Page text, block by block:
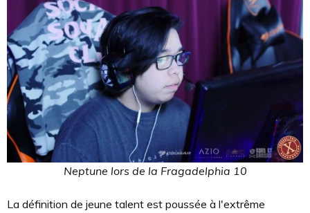
Neptune lors de la Fragadelphia 10
La définition de jeune talent est poussée à l'extrême